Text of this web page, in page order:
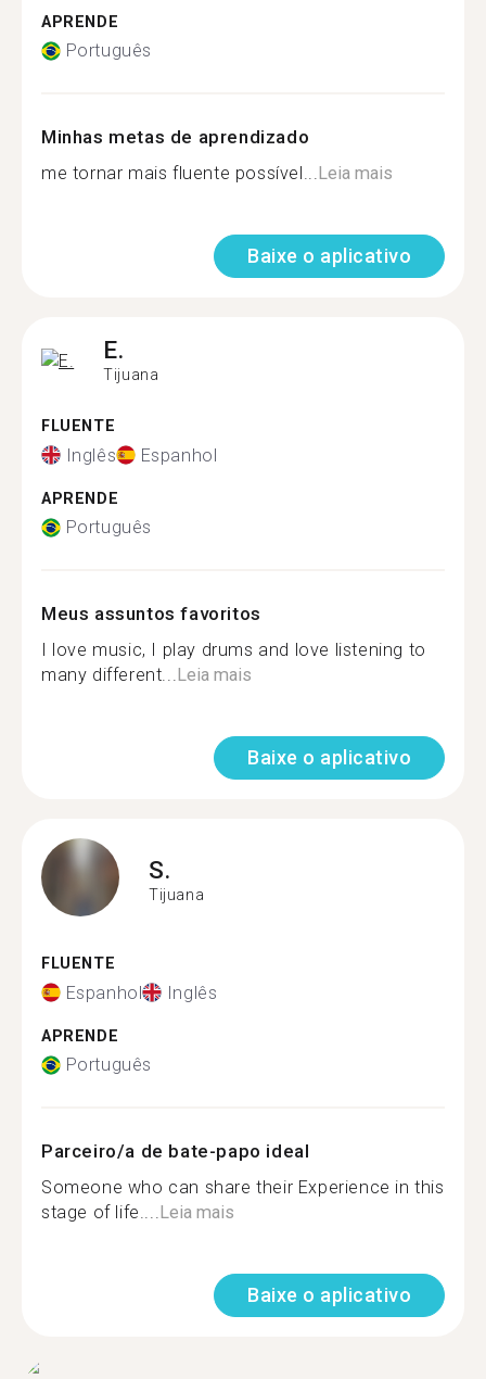
APRENDE
Português
Minhas metas de aprendizado
me tornar mais fluente possível...Leia mais
Baixe o aplicativo
E.
Tijuana
FLUENTE
Inglês Espanhol
APRENDE
Português
Meus assuntos favoritos
I love music, I play drums and love listening to
many different...Leia mais
Baixe o aplicativo
S.
Tijuana
FLUENTE
Espanhol Inglês
APRENDE
Português
Parceiro/a de bate-papo ideal
Someone who can share their Experience in this
stage of life....Leia mais
Baixe o aplicativo